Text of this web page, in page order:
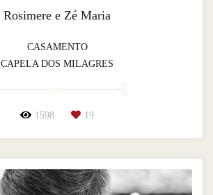
Rosimere e Zé Maria
CASAMENTO
CAPELA DOS MILAGRES
1598 19